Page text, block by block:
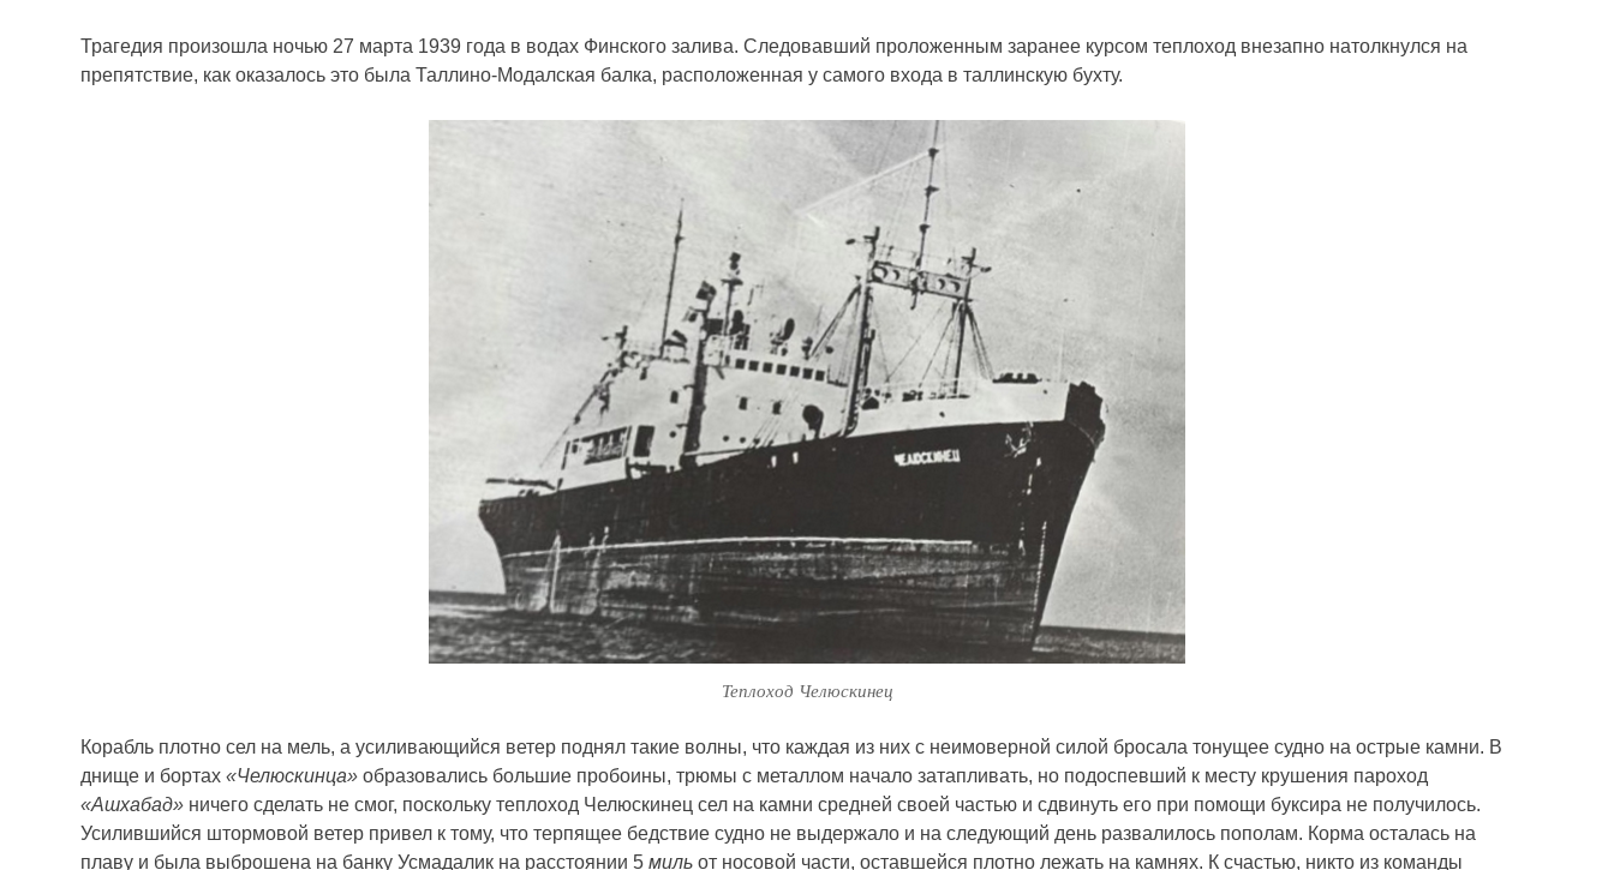
Трагедия произошла ночью 27 марта 1939 года в водах Финского залива. Следовавший проложенным заранее курсом теплоход внезапно натолкнулся на
препятствие, как оказалось это была Таллино-Модалская балка, расположенная у самого входа в таллинскую бухту.
Теплоход Челюскинец
Корабль плотно сел на мель, а усиливающийся ветер поднял такие волны, что каждая из них с неимоверной силой бросала тонущее судно на острые камни. В
днище и бортах«Челюскинца» образовались большие пробоины, трюмы с металлом начало затапливать, но подоспевший к месту крушения пароход
«Ашхабад» ничего сделать не смог, поскольку теплоход Челюскинец сел на камни средней своей частью и сдвинуть его при помощи буксира не получилось.
Усилившийся штормовой ветер привел к тому, что терпящее бедствие судно не выдержало и на следующий день развалилось пополам. Корма осталась на
плаву и была выброшена на банку Усмадалик на расстоянии 5миль от носовой части, оставшейся плотно лежать на камнях. К счастью, никто из команды